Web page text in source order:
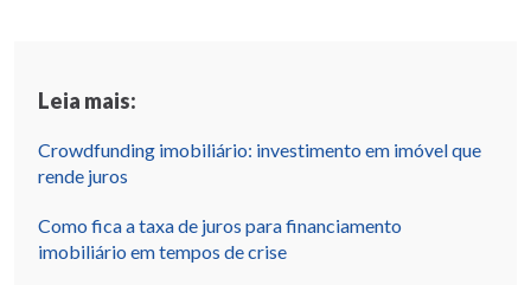
Leia mais:
Crowdfunding imobiliário: investimento em imóvel que
rende juros
Como fica a taxa de juros para financiamento
imobiliário em tempos de crise